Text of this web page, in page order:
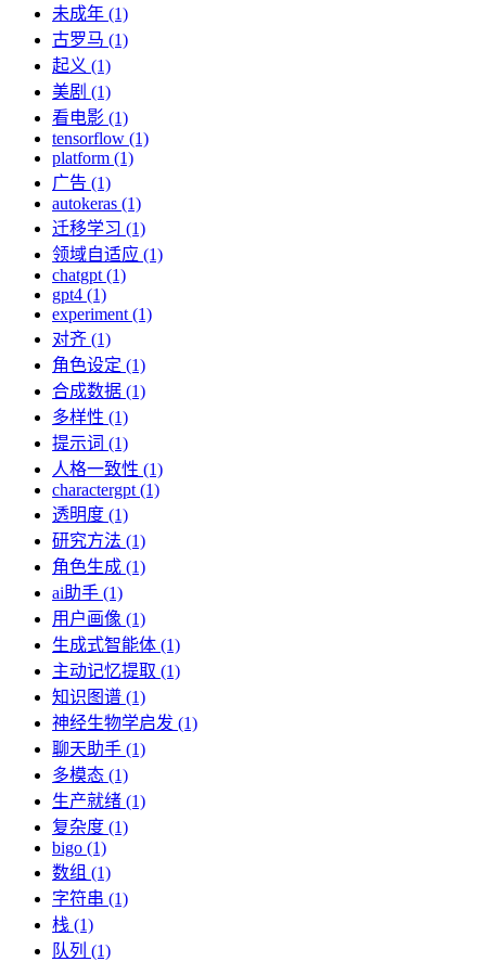
未成年 (1)
古罗马 (1)
起义 (1)
美剧 (1)
看电影 (1)
tensorflow (1)
platform (1)
广告 (1)
autokeras (1)
迁移学习 (1)
领域自适应 (1)
chatgpt (1)
gpt4 (1)
experiment (1)
对齐 (1)
角色设定 (1)
合成数据 (1)
多样性 (1)
提示词 (1)
人格一致性 (1)
charactergpt (1)
透明度 (1)
研究方法 (1)
角色生成 (1)
ai助手 (1)
用户画像 (1)
生成式智能体 (1)
主动记忆提取 (1)
知识图谱 (1)
神经生物学启发 (1)
聊天助手 (1)
多模态 (1)
生产就绪 (1)
复杂度 (1)
bigo (1)
数组 (1)
字符串 (1)
栈 (1)
队列 (1)